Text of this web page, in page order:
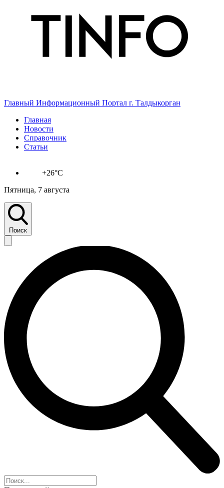
Главный Информационный Портал г. Талдыкорган
Главная
Новости
Справочник
Статьи
+26°C
Пятница, 7 августа
Поиск